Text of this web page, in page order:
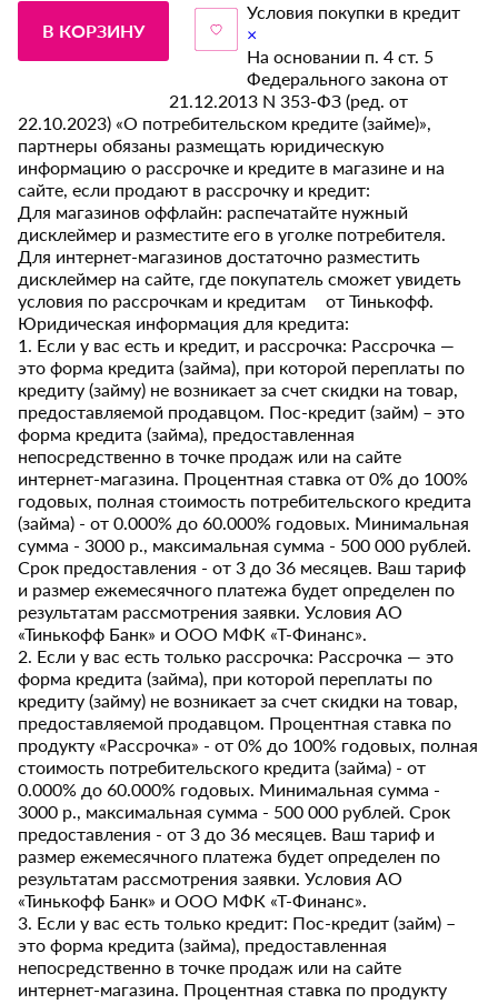
В КОРЗИНУ
Условия покупки в кредит
×
На основании п. 4 ст. 5
Федерального закона от
21.12.2013 N 353-ФЗ (ред. от
22.10.2023) «О потребительском кредите (займе)»,
партнеры обязаны размещать юридическую
информацию о рассрочке и кредите в магазине и на
сайте, если продают в рассрочку и кредит:
Для магазинов оффлайн: распечатайте нужный
дисклеймер и разместите его в уголке потребителя.
Для интернет-магазинов достаточно разместить
дисклеймер на сайте, где покупатель сможет увидеть
условия по рассрочкам и кредитам от Тинькофф.
Юридическая информация для кредита:
1. Если у вас есть и кредит, и рассрочка: Рассрочка —
это форма кредита (займа), при которой переплаты по
кредиту (займу) не возникает за счет скидки на товар,
предоставляемой продавцом. Пос-кредит (займ) – это
форма кредита (займа), предоставленная
непосредственно в точке продаж или на сайте
интернет-магазина. Процентная ставка от 0% до 100%
годовых, полная стоимость потребительского кредита
(займа) - от 0.000% до 60.000% годовых. Минимальная
сумма - 3000 р., максимальная сумма - 500 000 рублей.
Срок предоставления - от 3 до 36 месяцев. Ваш тариф
и размер ежемесячного платежа будет определен по
результатам рассмотрения заявки. Условия АО
«Тинькофф Банк» и ООО МФК «Т-Финанс».
2. Если у вас есть только рассрочка: Рассрочка — это
форма кредита (займа), при которой переплаты по
кредиту (займу) не возникает за счет скидки на товар,
предоставляемой продавцом. Процентная ставка по
продукту «Рассрочка» - от 0% до 100% годовых, полная
стоимость потребительского кредита (займа) - от
0.000% до 60.000% годовых. Минимальная сумма -
3000 р., максимальная сумма - 500 000 рублей. Срок
предоставления - от 3 до 36 месяцев. Ваш тариф и
размер ежемесячного платежа будет определен по
результатам рассмотрения заявки. Условия АО
«Тинькофф Банк» и ООО МФК «Т-Финанс».
3. Если у вас есть только кредит: Пос-кредит (займ) –
это форма кредита (займа), предоставленная
непосредственно в точке продаж или на сайте
интернет-магазина. Процентная ставка по продукту